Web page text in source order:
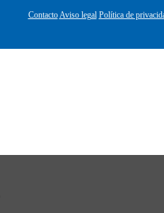
ContactoAviso legal Política de